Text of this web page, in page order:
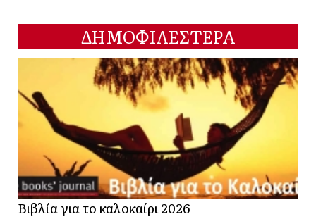
ΔΗΜΟΦΙΛΕΣΤΕΡΑ
Βιβλία για το καλοκαίρι 2026